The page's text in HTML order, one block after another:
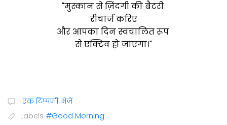
"मुस्कान से ज़िंदगी की बैटरी
रीचार्ज करिए
और आपका दिन स्वचालित रूप
से एक्टिव हो जाएगा।"
एक टिप्पणी भेजें
Labels #Good Morning